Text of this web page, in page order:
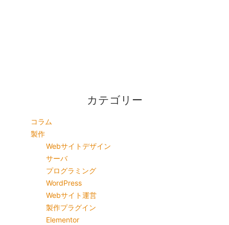
カテゴリー
コラム
製作
Webサイトデザイン
サーバ
プログラミング
WordPress
Webサイト運営
製作プラグイン
Elementor